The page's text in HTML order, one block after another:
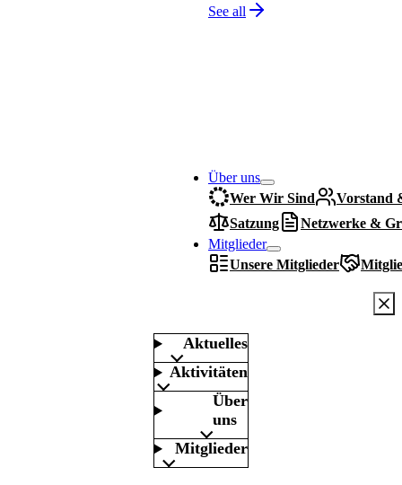
See all
Über uns
Wer Wir Sind
Vorstand
Satzung
Netzwerke &
Mitglieder
Unsere Mitglieder
Aktuelles
Aktivitäten
Über
uns
Mitglieder